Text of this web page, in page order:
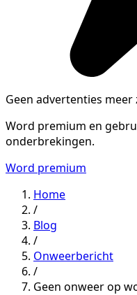
Geen advertenties meer
Word premium en
onderbrekingen.
Word premium
Home
/
Blog
/
Onweerbericht
/
Geen onweer op